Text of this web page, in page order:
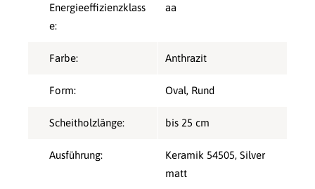
Energieeffizienzklass
e:
aa
Farbe: Anthrazit
Form: Oval, Rund
Scheitholzlänge: bis 25 cm
Ausführung:
Keramik 54505, Silver
matt